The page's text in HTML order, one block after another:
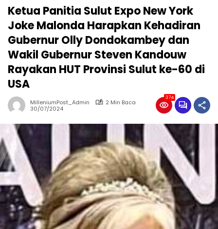
Ketua Panitia Sulut Expo New York
Joke Malonda Harapkan Kehadiran
Gubernur Olly Dondokambey dan
Wakil Gubernur Steven Kandouw
Rayakan HUT Provinsi Sulut ke-60 di
USA
MilleniumPost_Admin
2 Min Baca
30/07/2024
374